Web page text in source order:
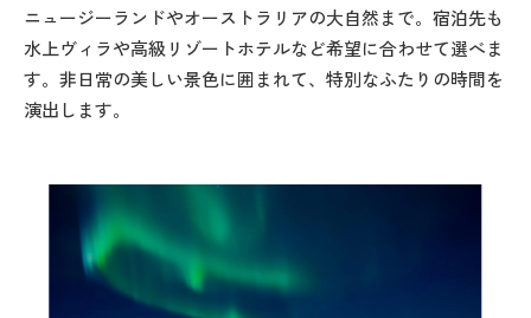
ニュージーランドやオーストラリアの大自然まで。宿泊先も
水上ヴィラや高級リゾートホテルなど希望に合わせて選べま
す。非日常の美しい景色に囲まれて、特別なふたりの時間を
演出します。